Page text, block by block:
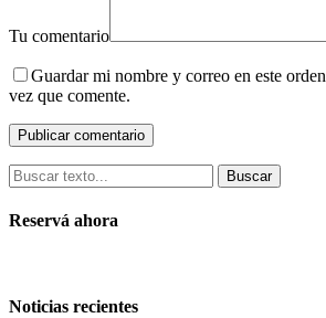
Tu comentario
Guardar mi nombre y correo en este
vez que comente.
Buscar
Reservá ahora
Noticias recientes